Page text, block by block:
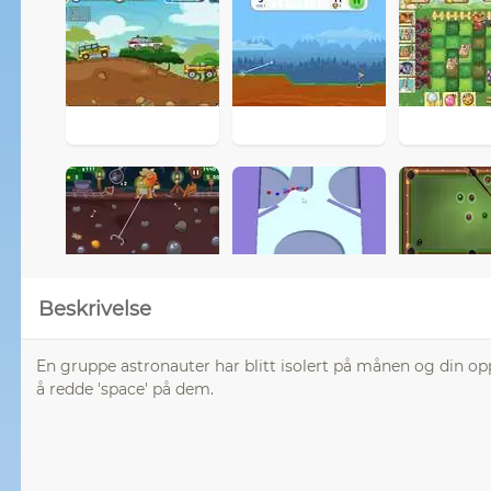
Beskrivelse
En gruppe astronauter har blitt isolert på månen og din
å redde 'space' på dem.